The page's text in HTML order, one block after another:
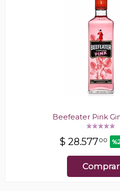
Beefeater Pink
$ 28.57700
Comprar